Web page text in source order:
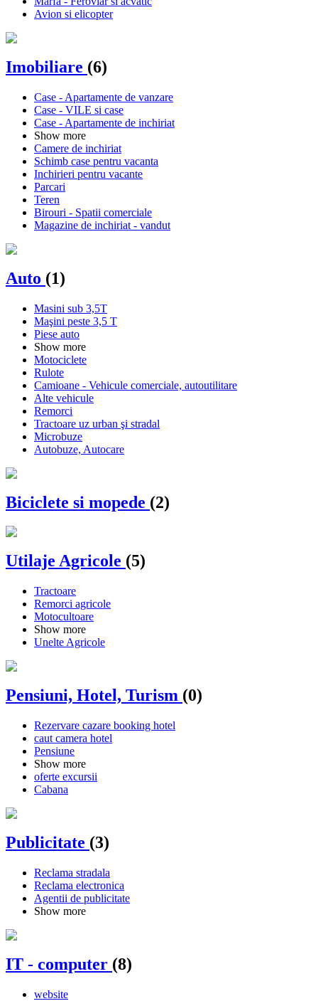
Avion si elicopter
Imobiliare (6)
Case - Apartamente de vanzare
Case - VILE si case
Case - Apartamente de inchiriat
Show more
Camere de inchiriat
Schimb case pentru vacanta
Inchirieri pentru vacante
Parcari
Teren
Birouri - Spatii comerciale
Magazine de inchiriat - vandut
Auto (1)
Masini sub 3,5T
Maşini peste 3,5 T
Piese auto
Show more
Motociclete
Rulote
Camioane - Vehicule comerciale, autoutilitare
Alte vehicule
Remorci
Tractoare uz urban şi stradal
Microbuze
Autobuze, Autocare
Biciclete si mopede (2)
Utilaje Agricole (5)
Tractoare
Remorci agricole
Motocultoare
Show more
Unelte Agricole
Pensiuni, Hotel, Turism (0)
Rezervare cazare booking hotel
caut camera hotel
Pensiune
Show more
oferte excursii
Cabana
Publicitate (3)
Reclama stradala
Reclama electronica
Agentii de publicitate
Show more
IT - computer (8)
website